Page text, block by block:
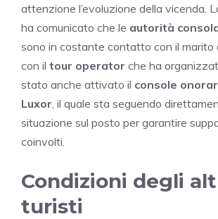
attenzione l’evoluzione della vicenda.
ha comunicato che le autorità
sono in costante contatto con il marito
con il tour operator che ha
stato anche attivato il console
Luxor , il quale sta seguendo
situazione sul posto per garantire
coinvolti.
Condizioni degli
turisti